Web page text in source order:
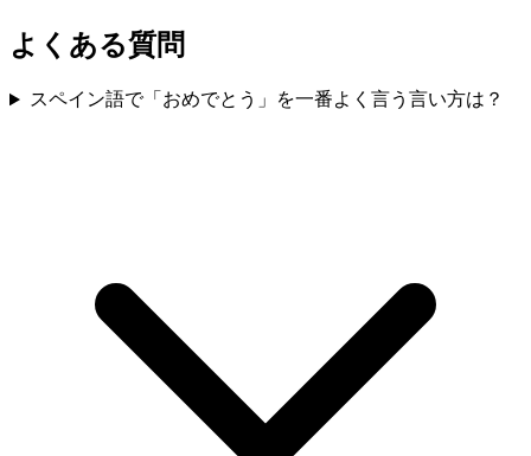
よくある質問
スペイン語で「おめでとう」を一番よく言う言い方は？